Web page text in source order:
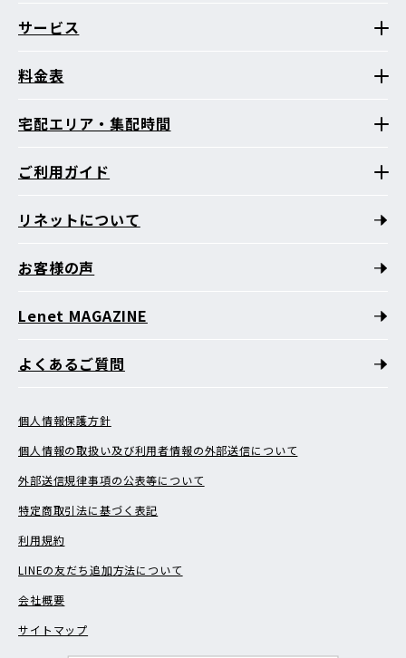
サービス
料金表
宅配エリア・集配時間
ご利用ガイド
リネットについて
お客様の声
Lenet MAGAZINE
よくあるご質問
個人情報保護方針
個人情報の取扱い及び利用者情報の外部送信について
外部送信規律事項の公表等について
特定商取引法に基づく表記
利用規約
LINEの友だち追加方法について
会社概要
サイトマップ